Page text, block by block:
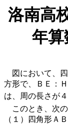
洛南高
年算
図において、四
方形で、ＢＥ：
は、周の長さが
このとき、次の
（１）四角形Ａ